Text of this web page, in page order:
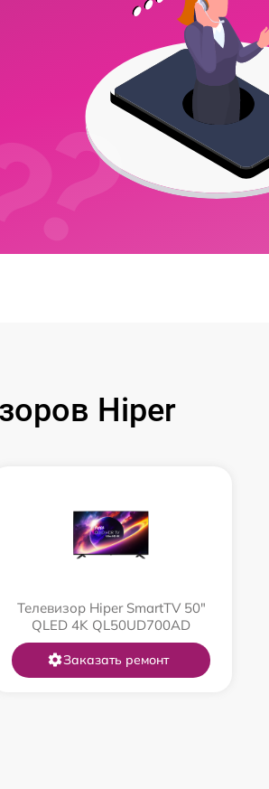
Hiper
Телевизор Hiper SmartTV 50"
QLED 4K QL50UD700AD
Заказать ремонт